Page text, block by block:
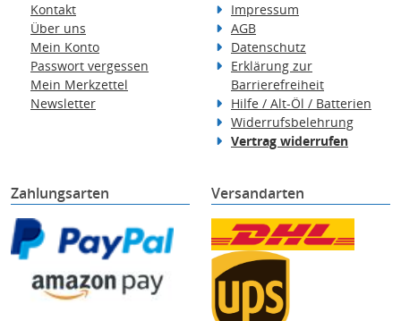
Kontakt
Über uns
Mein Konto
Passwort vergessen
Mein Merkzettel
Newsletter
Impressum
AGB
Datenschutz
Erklärung zur
Barrierefreiheit
Hilfe / Alt-Öl / Batterien
Widerrufsbelehrung
Vertrag widerrufen
Zahlungsarten Versandarten